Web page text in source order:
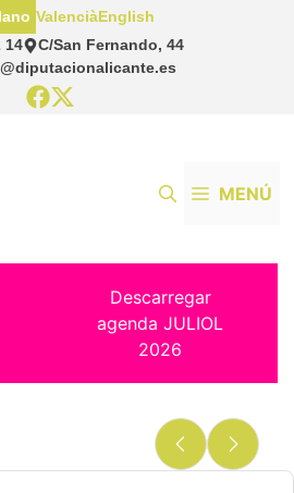
14
C/San Fernando, 44
ValenciàEnglish
MENÚ
Descarregar
agenda JULIOL
2026